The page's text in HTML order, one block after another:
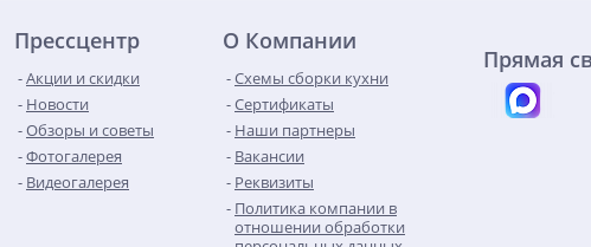
Прессцентр
Акции и скидки
Новости
Обзоры и советы
Фотогалерея
Видеогалерея
О Компании
Схемы сборки кухни
Сертификаты
Наши партнеры
Вакансии
Реквизиты
Политика компании в
отношении обработки
Прямая